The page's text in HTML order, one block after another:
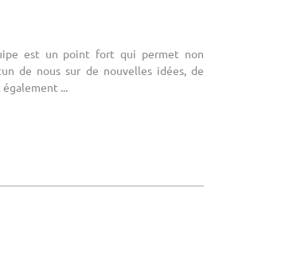
est un point fort qui permet non
de nous sur de nouvelles idées, de
...